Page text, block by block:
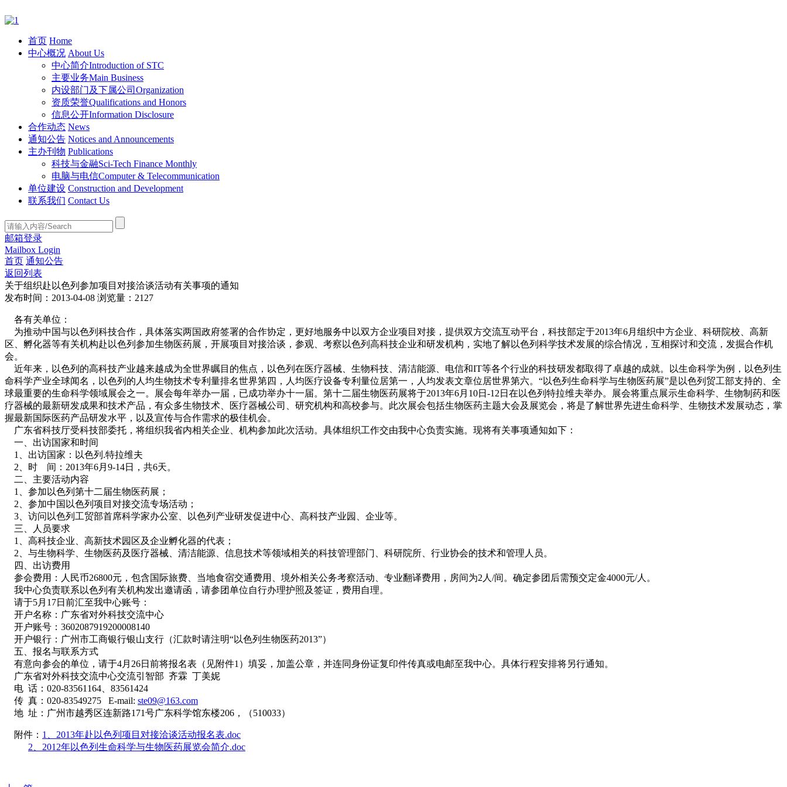
首页 Home
中心概况 About Us
中心简介Introduction of STC
主要业务Main Business
内设部门及下属公司 Organization
资质荣誉Qualifications and Honors
信息公开Information Disclosure
合作动态 News
通知公告 Notices and Announcements
主办刊物 Publications
科技与金融Sci-Tech Finance Monthly
电脑与电信Computer & Telecommunication
单位建设 Construction and Development
联系我们 Contact Us
邮箱登录
Mailbox Login
首页 通知公告
返回列表
关于组织赴以色列参加项目对接洽谈活动有关事项的通知
发布时间：2013-04-08 浏览量：2127
各有关单位：
为推动中国与以色列科技合作，具体落实两国政府签署的合作协定，更好地服务中以双方企业项目对接，提供双方交流互动平台，科技部定于2013年6月组织中方企业、科研院校、高新
区、孵化器等有关机构赴以色列参加生物医药展，开展项目对接洽谈，参观、考察以色列高科技企业和研发机构，实地了解以色列科学技术发展的综合情况，互相探讨和交流，发掘合作机
会。
近年来，以色列的高科技产业越来越成为全世界瞩目的焦点，以色列在医疗器械、生物科技、清洁能源、电信和IT等各个行业的科技研发都取得了卓越的成就。以生命科学为例，以色列生
命科学产业全球闻名，以色列的人均生物技术专利量排名世界第四，人均医疗设备专利量位居第一，人均发表文章位居世界第六。“以色列生命科学与生物医药展”是以色列贸工部支持的、全
球最重要的生命科学领域展会之一。展会每年举办一届，已成功举办十一届。第十二届生物医药展将于2013年6月10日-12日在以色列特拉维夫举办。展会将重点展示生命科学、生物制药和医
疗器械的最新研发成果和技术产品，有众多生物技术、医疗器械公司、研究机构和高校参与。此次展会包括生物医药主题大会及展览会，将是了解世界先进生命科学、生物技术发展动态，掌
握最新国际医药产品研发水平，以及宣传与合作需求的极佳机会。
广东省科技厅受科技部委托，将组织我省内相关企业、机构参加此次活动。具体组织工作交由我中心负责实施。现将有关事项通知如下：
一、出访国家和时间
1、出访国家：以色列.特拉维夫
2、时 间：2013年6月9-14日，共6天。
二、主要活动内容
1、参加以色列第十二届生物医药展；
2、参加中国以色列项目对接交流专场活动；
3、访问以色列工贸部首席科学家办公室、以色列产业研发促进中心、高科技产业园、企业等。
三、人员要求
1、高科技企业、高新技术园区及企业孵化器的代表；
2、与生物科学、生物医药及医疗器械、清洁能源、信息技术等领域相关的科技管理部门、科研院所、行业协会的技术和管理人员。
四、出访费用
参会费用：人民币26800元，包含国际旅费、当地食宿交通费用、境外相关公务考察活动、专业翻译费用，房间为2人/间。确定参团后需预交定金4000元/人。
我中心负责联系以色列有关机构发出邀请函，请参团单位自行办理护照及签证，费用自理。
请于5月17日前汇至我中心账号：
开户名称：广东省对外科技交流中心
开户账号：3602087919200008140
开户银行：广州市工商银行银山支行（汇款时请注明“以色列生物医药2013”）
五、报名与联系方式
有意向参会的单位，请于4月26日前将报名表（见附件1）填妥，加盖公章，并连同身份证复印件传真或电邮至我中心。具体行程安排将另行通知。
广东省对外科技交流中心交流引智部 齐霖 丁美妮
电 话：020-83561164、83561424
传 真：020-83549275 E-mail: ste09@163.com
地 址：广州市越秀区连新路171号广东科学馆东楼206，（510033）
附件： 1、2013年赴以色列项目对接洽谈活动报名表.doc
2、2012年以色列生命科学与生物医药展览会简介.doc